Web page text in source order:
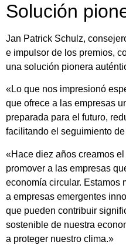
Solución
Jan Patrick Schulz,
e impulsor de los premios,
una solución pionera
«Lo que nos impresionó
que ofrece a las empresas
preparada para el futuro,
facilitando el seguimiento
«Hace diez años creamos
promover a las empresas
economía circular. Estamos
a empresas emergentes
que pueden contribuir
sostenible de nuestra
a proteger nuestro clima.»